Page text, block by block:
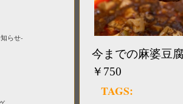
らせ-
今までの麻婆豆
￥750
TAGS: